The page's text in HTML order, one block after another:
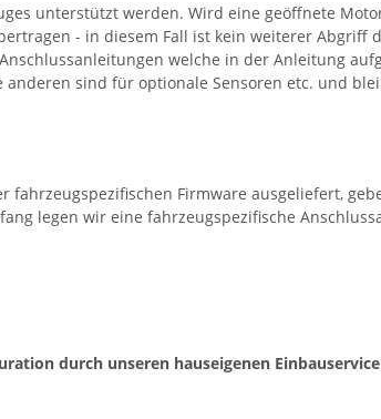
unterstützt werden. Wird eine geöffnete
- in diesem Fall ist kein weiterer Abgriff
welche in der Anleitung
anderen sind für optionale Sensoren etc. und
fahrzeugspezifischen Firmware ausgeliefert,
legen wir eine fahrzeugspezifische
durch unseren hauseigenen